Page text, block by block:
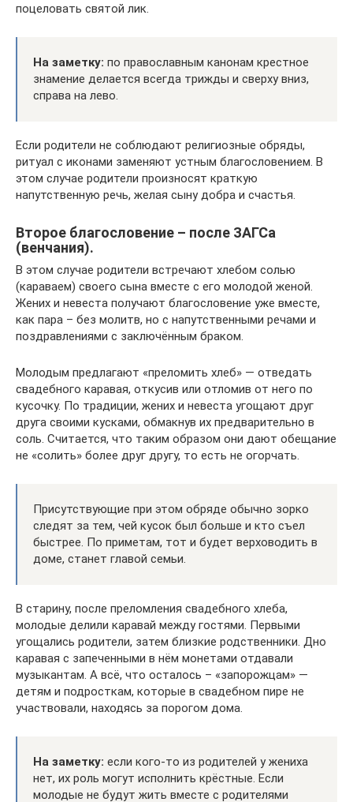
поцеловать святой лик.
На заметку: по православным канонам крестное
знамение делается всегда трижды и сверху вниз,
справа на лево.
Если родители не соблюдают религиозные обряды,
ритуал с иконами заменяют устным благословением. В
этом случае родители произносят краткую
напутственную речь, желая сыну добра и счастья.
Второе благословение – после ЗАГСа
(венчания).
В этом случае родители встречают хлебом солью
(караваем) своего сына вместе с его молодой женой.
Жених и невеста получают благословение уже вместе,
как пара – без молитв, но с напутственными речами и
поздравлениями с заключённым браком.
Молодым предлагают «преломить хлеб» — отведать
свадебного каравая, откусив или отломив от него по
кусочку. По традиции, жених и невеста угощают друг
друга своими кусками, обмакнув их предварительно в
соль. Считается, что таким образом они дают обещание
не «солить» более друг другу, то есть не огорчать.
Присутствующие при этом обряде обычно зорко
следят за тем, чей кусок был больше и кто съел
быстрее. По приметам, тот и будет верховодить в
доме, станет главой семьи.
В старину, после преломления свадебного хлеба,
молодые делили каравай между гостями. Первыми
угощались родители, затем близкие родственники. Дно
каравая с запеченными в нём монетами отдавали
музыкантам. А всё, что осталось – «запорожцам» —
детям и подросткам, которые в свадебном пире не
участвовали, находясь за порогом дома.
На заметку: если кого-то из родителей у жениха
нет, их роль могут исполнить крёстные. Если
молодые не будут жить вместе с родителями